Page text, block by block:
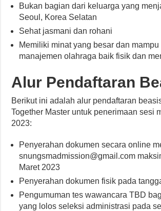
Bukan bagian dari keluarga yang
Seoul, Korea Selatan
Sehat jasmani dan rohani
Memiliki minat yang besar dan
manajemen olahraga baik fisik dan
Alur Pendaftaran
Berikut ini adalah alur pendaftaran
Together Master untuk penerimaan sesi
2023:
Penyerahan dokumen secara online
snungsmadmission@gmail.com
Maret 2023
Penyerahan dokumen fisik pada
Pengumuman tes wawancara TBD
yang lolos seleksi administrasi pada